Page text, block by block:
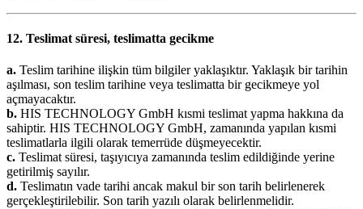
12. Teslimat süresi, teslimatta gecikme
a. Teslim tarihine ilişkin tüm bilgiler yaklaşıktır. Yaklaşık bir tarihin
aşılması, son teslim tarihine veya teslimatta bir gecikmeye yol
açmayacaktır.
b. HIS TECHNOLOGY GmbH kısmi teslimat yapma hakkına da
sahiptir. HIS TECHNOLOGY GmbH, zamanında yapılan kısmi
teslimatlarla ilgili olarak temerrüde düşmeyecektir.
c. Teslimat süresi, taşıyıcıya zamanında teslim edildiğinde yerine
getirilmiş sayılır.
d. Teslimatın vade tarihi ancak makul bir son tarih belirlenerek
gerçekleştirilebilir. Son tarih yazılı olarak belirlenmelidir.